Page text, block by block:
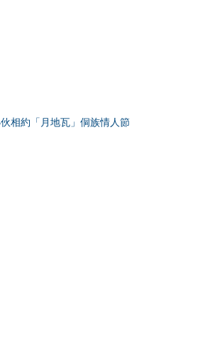
相約「月地瓦」侗族情人節